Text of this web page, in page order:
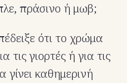
πράσινο ή μωβ;
ότι το χρώμα
τις γιορτές ή για τις
καθημερινή